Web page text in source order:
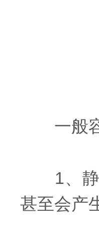
一般容
1、静
甚至会产